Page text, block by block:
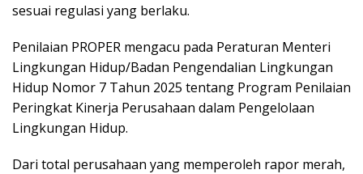
sesuai regulasi yang berlaku.
Penilaian PROPER mengacu pada Peraturan Menteri
Lingkungan Hidup/Badan Pengendalian Lingkungan
Hidup Nomor 7 Tahun 2025 tentang Program Penilaian
Peringkat Kinerja Perusahaan dalam Pengelolaan
Lingkungan Hidup.
Dari total perusahaan yang memperoleh rapor merah,